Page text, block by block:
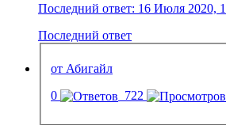
Последний ответ: 16 Июля 2020,
Последний ответ
от Абигайл
0
722